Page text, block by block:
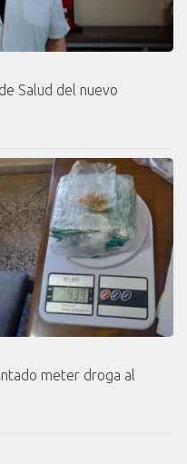
Salud del nuevo
meter droga al